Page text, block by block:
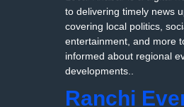
to delivering timely news
covering local politics,
entertainment, and more
informed about regional
developments..
Ranchi